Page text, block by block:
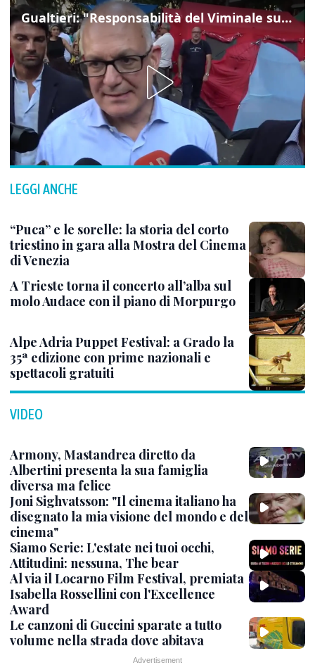
Gualtieri: "Responsabilità del Viminale su Spin Time? La posizione dei partiti è nota"
LEGGI ANCHE
“Puca” e le sorelle: la storia del corto
triestino in gara alla Mostra del Cinema
di Venezia
A Trieste torna il concerto all’alba sul
molo Audace con il piano di Morpurgo
Alpe Adria Puppet Festival: a Grado la
35ª edizione con prime nazionali e
spettacoli gratuiti
VIDEO
Armony, Mastandrea diretto da
Albertini presenta la sua famiglia
diversa ma felice
Joni Sighvatsson: "Il cinema italiano ha
disegnato la mia visione del mondo e del
cinema"
Siamo Serie: L'estate nei tuoi occhi,
Attitudini: nessuna, The bear
Al via il Locarno Film Festival, premiata
Isabella Rossellini con l'Excellence
Award
Le canzoni di Guccini sparate a tutto
volume nella strada dove abitava